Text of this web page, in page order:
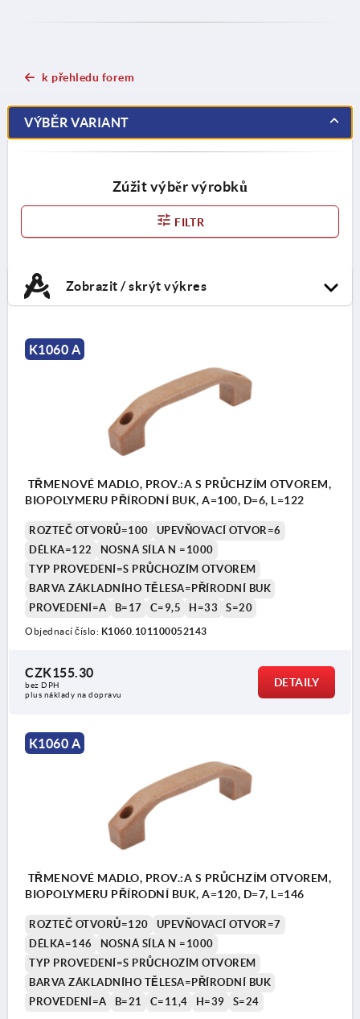
k přehledu forem
VÝBĚR VARIANT
Zúžit výběr výrobků
FILTR
Zobrazit / skrýt výkres
K1060 A
TŘMENOVÉ MADLO, PROV.:A S PRŮCHZÍM OTVOREM,
BIOPOLYMERU PŘÍRODNÍ BUK, A=100, D=6, L=122
ROZTEČ OTVORŮ=100
UPEVŇOVACÍ OTVOR=6
DÉLKA=122
NOSNÁ SÍLA N =1000
TYP PROVEDENÍ=S PRŮCHOZÍM OTVOREM
BARVA ZÁKLADNÍHO TĚLESA=PŘÍRODNÍ BUK
PROVEDENÍ=A
B=17 C=9,5 H=33 S=20
Objednací číslo: K1060.101100052143
CZK155.30
bez DPH
plus náklady na dopravu
DETAILY
K1060 A
TŘMENOVÉ MADLO, PROV.:A S PRŮCHZÍM OTVOREM,
BIOPOLYMERU PŘÍRODNÍ BUK, A=120, D=7, L=146
ROZTEČ OTVORŮ=120
UPEVŇOVACÍ OTVOR=7
DÉLKA=146
NOSNÁ SÍLA N =1000
TYP PROVEDENÍ=S PRŮCHOZÍM OTVOREM
BARVA ZÁKLADNÍHO TĚLESA=PŘÍRODNÍ BUK
PROVEDENÍ=A
B=21 C=11,4 H=39 S=24